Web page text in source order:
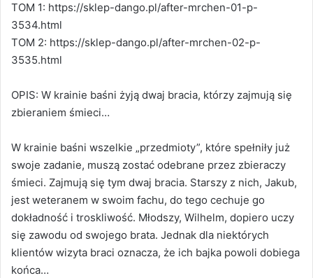
TOM 1: https://sklep-dango.pl/after-mrchen-01-p-
3534.html
TOM 2: https://sklep-dango.pl/after-mrchen-02-p-
3535.html
OPIS: W krainie baśni żyją dwaj bracia, którzy zajmują się
zbieraniem śmieci…
W krainie baśni wszelkie „przedmioty”, które spełniły już
swoje zadanie, muszą zostać odebrane przez zbieraczy
śmieci. Zajmują się tym dwaj bracia. Starszy z nich, Jakub,
jest weteranem w swoim fachu, do tego cechuje go
dokładność i troskliwość. Młodszy, Wilhelm, dopiero uczy
się zawodu od swojego brata. Jednak dla niektórych
klientów wizyta braci oznacza, że ich bajka powoli dobiega
końca…